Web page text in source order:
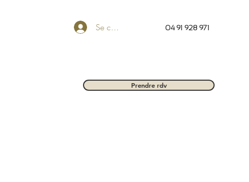
Se connecter 04 91 928 971
Prendre rdv